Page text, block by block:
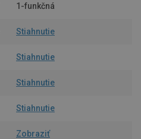
1-funkčná
Stiahnutie
Stiahnutie
Stiahnutie
Stiahnutie
Zobraziť